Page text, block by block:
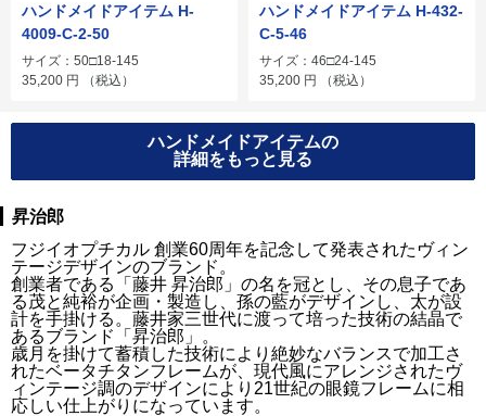
ハンドメイドアイテム H-
4009-C-2-50
サイズ：50□18-145
35,200 円 （税込）
ハンドメイドアイテム H-432-
C-5-46
サイズ：46□24-145
35,200 円 （税込）
ハンドメイドアイテムの
詳細をもっと見る
昇治郎
フジイオプチカル 創業60周年を記念して発表されたヴィン
テージデザインのブランド。
創業者である「藤井 昇治郎」の名を冠とし、その息子であ
る茂と純裕が企画・製造し、孫の藍がデザインし、太が設
計を手掛ける。藤井家三世代に渡って培った技術の結晶で
あるブランド「昇治郎」。
歳月を掛けて蓄積した技術により絶妙なバランスで加工さ
れたベータチタンフレームが、現代風にアレンジされたヴ
ィンテージ調のデザインにより21世紀の眼鏡フレームに相
応しい仕上がりになっています。